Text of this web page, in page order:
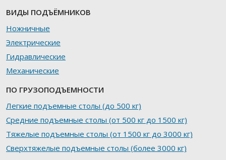
ВИДЫ ПОДЪЁМНИКОВ
Ножничные
Электрические
Гидравлические
Механические
ПО ГРУЗОПОДЪЕМНОСТИ
Легкие подъемные столы (до 500 кг)
Средние подъемные столы (от 500 кг до 1500 кг)
Тяжелые подъемные столы (от 1500 кг до 3000 кг)
Сверхтяжелые подъемные столы (более 3000 кг)